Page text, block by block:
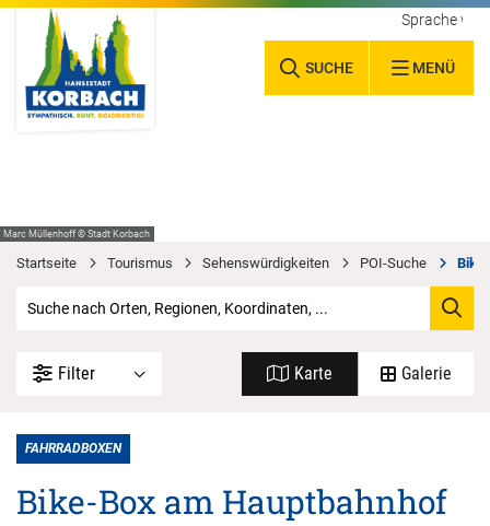
SUCHE MENÜ
Sprache
Marc Müllenhoff © Stadt Korbach
Startseite Tourismus Sehenswürdigkeiten POI-Suche
Filter Karte Galerie
FAHRRADBOXEN
Bike-Box am Hauptbahnhof